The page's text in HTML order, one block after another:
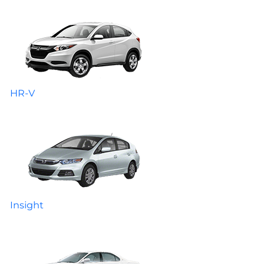
HR-V
Insight